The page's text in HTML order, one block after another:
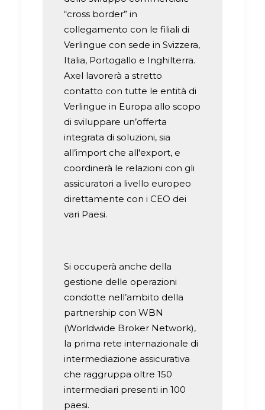
“cross border” in
collegamento con le filiali di
Verlingue con sede in Svizzera,
Italia, Portogallo e Inghilterra.
Axel lavorerà a stretto
contatto con tutte le entità di
Verlingue in Europa allo scopo
di sviluppare un’offerta
integrata di soluzioni, sia
all’import che all'export, e
coordinerà le relazioni con gli
assicuratori a livello europeo
direttamente con i CEO dei
vari Paesi.
Si occuperà anche della
gestione delle operazioni
condotte nell’ambito della
partnership con WBN
(Worldwide Broker Network),
la prima rete internazionale di
intermediazione assicurativa
che raggruppa oltre 150
intermediari presenti in 100
paesi.